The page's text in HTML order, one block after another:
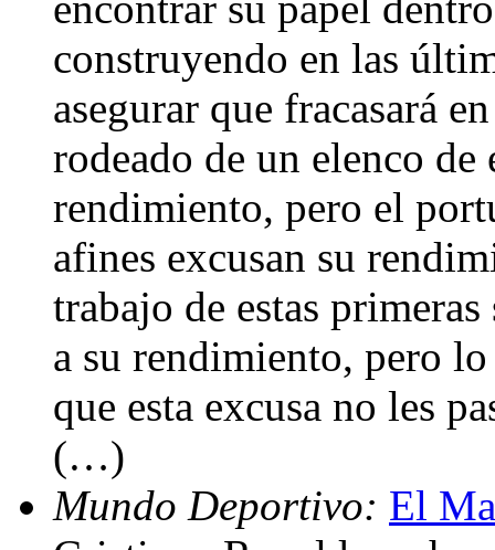
construyendo en las
asegurar que fracasará
rodeado de un elenco
rendimiento, pero el
afines excusan su
trabajo de estas
a su rendimiento, pero
que esta excusa no les
(…)
Mundo Deportivo: El